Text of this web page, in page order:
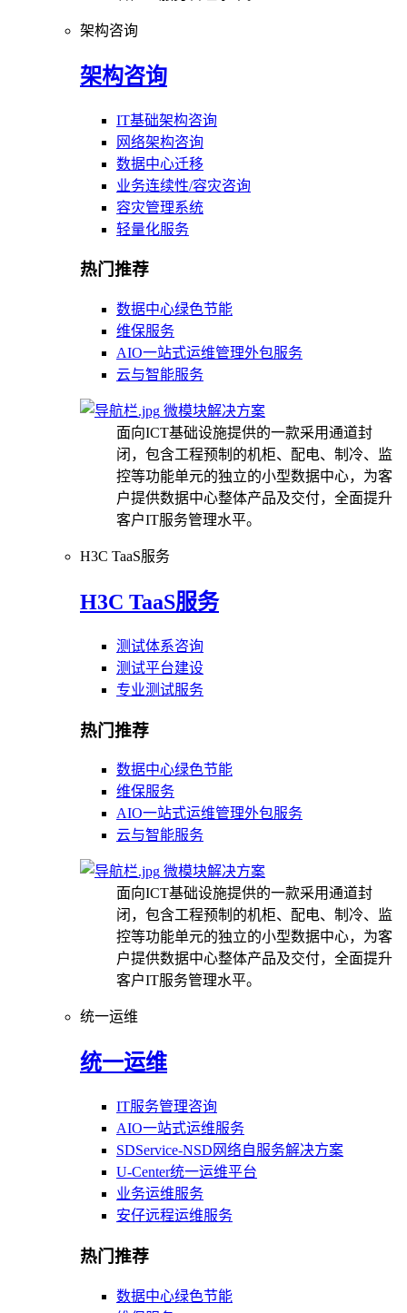
架构咨询
架构咨询
IT基础架构咨询
网络架构咨询
数据中心迁移
业务连续性/容灾咨询
容灾管理系统
轻量化服务
热门推荐
数据中心绿色节能
维保服务
AIO一站式运维管理外包服务
云与智能服务
微模块解决方案
面向ICT基础设施提供的一款采用通道封
闭，包含工程预制的机柜、配电、制冷、监
控等功能单元的独立的小型数据中心，为客
户提供数据中心整体产品及交付，全面提升
客户IT服务管理水平。
H3C TaaS服务
H3C TaaS服务
测试体系咨询
测试平台建设
专业测试服务
热门推荐
数据中心绿色节能
维保服务
AIO一站式运维管理外包服务
云与智能服务
微模块解决方案
面向ICT基础设施提供的一款采用通道封
闭，包含工程预制的机柜、配电、制冷、监
控等功能单元的独立的小型数据中心，为客
户提供数据中心整体产品及交付，全面提升
客户IT服务管理水平。
统一运维
统一运维
IT服务管理咨询
AIO一站式运维服务
SDService-NSD网络自服务解决方案
U-Center统一运维平台
业务运维服务
安仔远程运维服务
热门推荐
数据中心绿色节能